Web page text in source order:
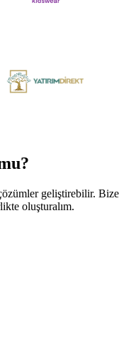
geliştirebilir. Bize
oluşturalım.